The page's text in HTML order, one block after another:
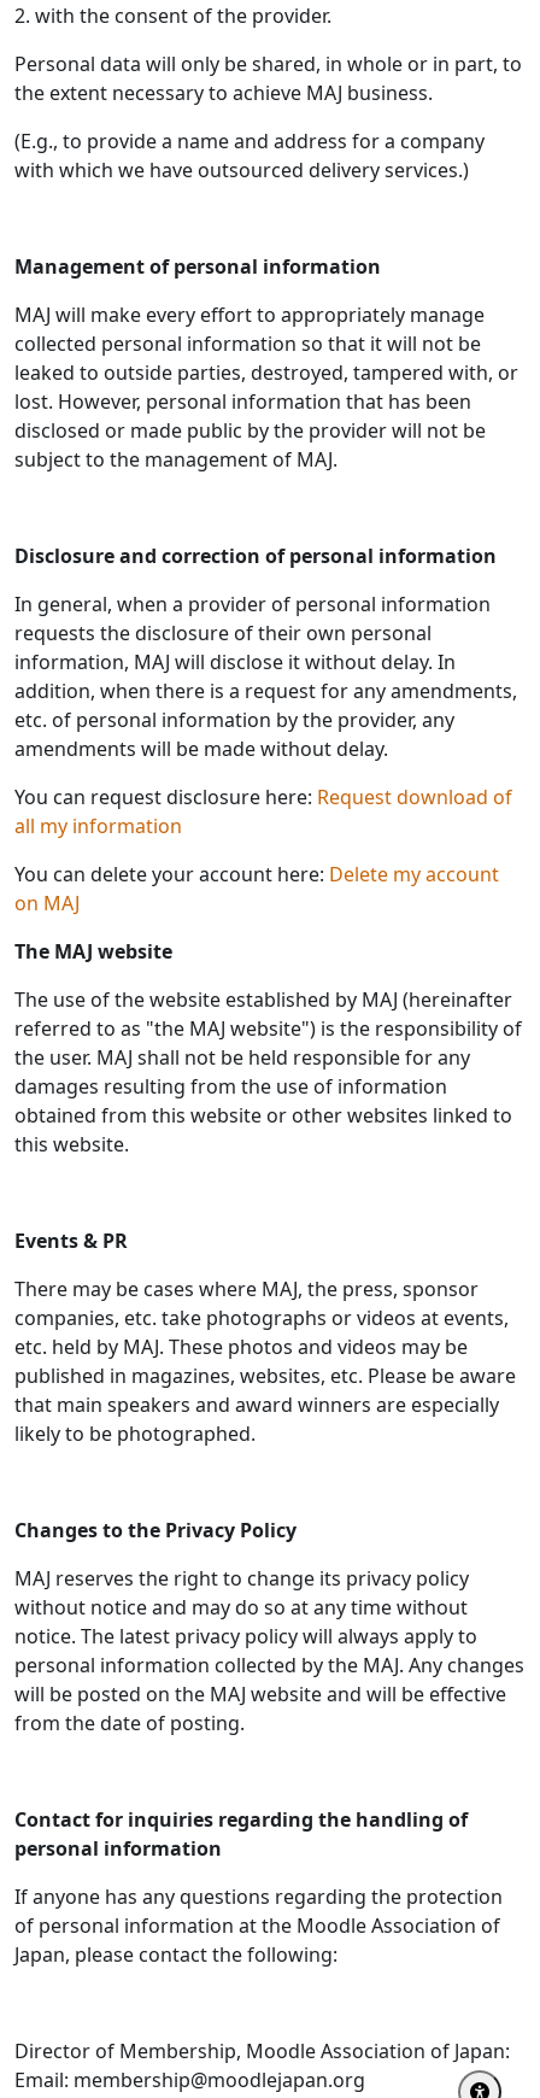
2. with the consent of the provider.
Personal data will only be shared, in whole or in part, to
the extent necessary to achieve MAJ business.
(E.g., to provide a name and address for a company
with which we have outsourced delivery services.)
Management of personal information
MAJ will make every effort to appropriately manage
collected personal information so that it will not be
leaked to outside parties, destroyed, tampered with, or
lost. However, personal information that has been
disclosed or made public by the provider will not be
subject to the management of MAJ.
Disclosure and correction of personal information
In general, when a provider of personal information
requests the disclosure of their own personal
information, MAJ will disclose it without delay. In
addition, when there is a request for any amendments,
etc. of personal information by the provider, any
amendments will be made without delay.
You can request disclosure here: Request download of
all my information
You can delete your account here: Delete my account
on MAJ
The MAJ website
The use of the website established by MAJ (hereinafter
referred to as "the MAJ website") is the responsibility of
the user. MAJ shall not be held responsible for any
damages resulting from the use of information
obtained from this website or other websites linked to
this website.
Events & PR
There may be cases where MAJ, the press, sponsor
companies, etc. take photographs or videos at events,
etc. held by MAJ. These photos and videos may be
published in magazines, websites, etc. Please be aware
that main speakers and award winners are especially
likely to be photographed.
Changes to the Privacy Policy
MAJ reserves the right to change its privacy policy
without notice and may do so at any time without
notice. The latest privacy policy will always apply to
personal information collected by the MAJ. Any changes
will be posted on the MAJ website and will be effective
from the date of posting.
Contact for inquiries regarding the handling of
personal information
If anyone has any questions regarding the protection
of personal information at the Moodle Association of
Japan, please contact the following:
Director of Membership, Moodle Association of Japan:
Email: membership@moodlejapan.org